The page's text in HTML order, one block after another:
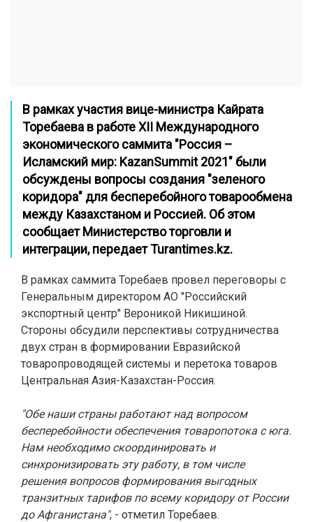
В рамках участия вице-министра Кайрата
Торебаева в работе XII Международного
экономического саммита "Россия –
Исламский мир: KazanSummit 2021" были
обсуждены вопросы создания "зеленого
коридора" для бесперебойного товарообмена
между Казахстаном и Россией. Об этом
сообщает Министерство торговли и
интеграции, передаетTurantimes.kz.
В рамках саммита Торебаев провел переговоры с
Генеральным директором АО "Российский
экспортный центр" Вероникой Никишиной.
Стороны обсудили перспективы сотрудничества
двух стран в формировании Евразийской
товаропроводящей системы и перетока товаров
Центральная Азия-Казахстан-Россия.
"Обе наши страны работают над вопросом
бесперебойности обеспечения товаропотока с юга.
Нам необходимо скоординировать и
синхронизировать эту работу, в том числе
решения вопросов формирования выгодных
транзитных тарифов по всему коридору от России
до Афганистана", - отметил Торебаев.